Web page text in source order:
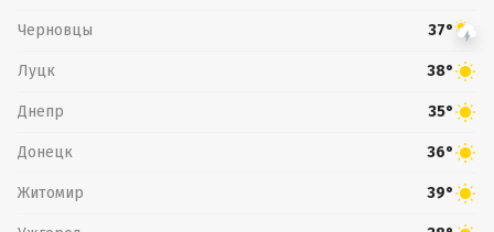
Черновцы 37°
Луцк 38°
Днепр 35°
Донецк 36°
Житомир 39°